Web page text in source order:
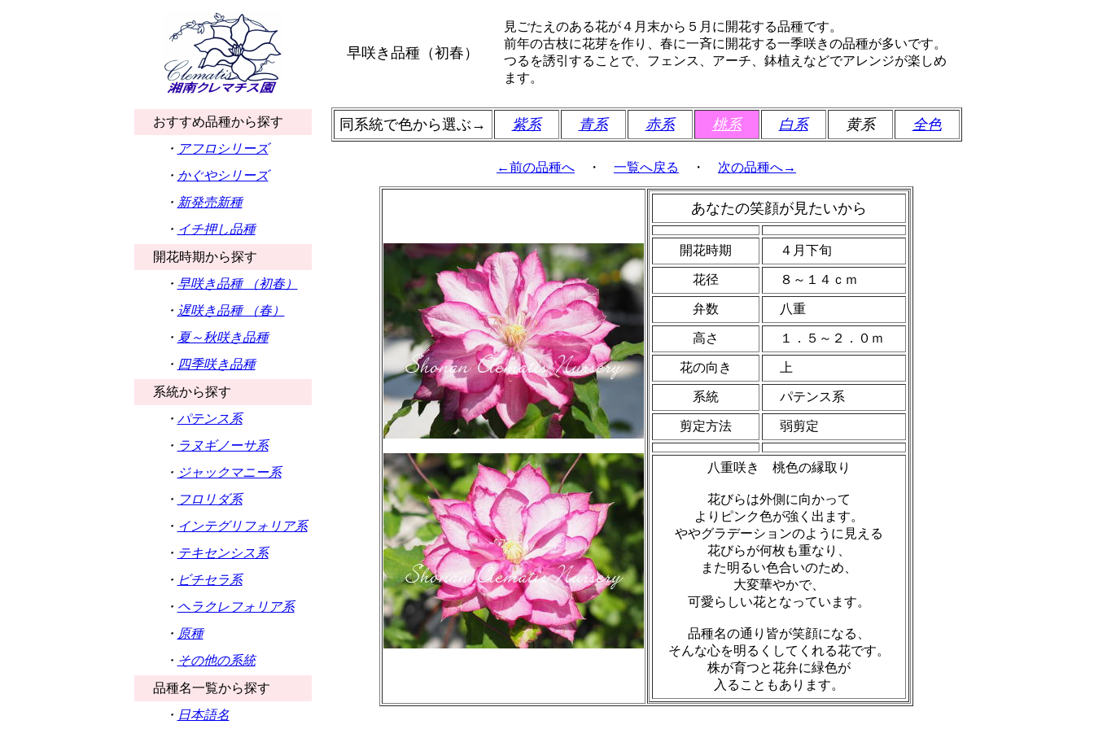
早咲き品種（初春）
見ごたえのある花が４月末から５月に開花する品種です。
前年の古枝に花芽を作り、春に一斉に開花する一季咲きの品種が多いです。
つるを誘引することで、フェンス、アーチ、鉢植えなどでアレンジが楽しめ
ます。
おすすめ品種から探す
・ アフロシリーズ
・ かぐやシリーズ
・ 新発売新種
・ イチ押し品種
開花時期から探す
・ 早咲き品種 （初春）
・ 遅咲き品種 （春）
・ 夏～秋咲き品種
・ 四季咲き品種
系統から探す
・ パテンス系
・ ラヌギノーサ系
・ ジャックマニー系
・ フロリダ系
・ インテグリフォリア系
・ テキセンシス系
・ ビチセラ系
・ ヘラクレフォリア系
・ 原種
・ その他の系統
品種名一覧から探す
・ 日本語名
同系統で色から選ぶ→ 紫系 青系 赤系 桃系 白系 黄系 全色
←前の品種へ ・ 一覧へ戻る ・ 次の品種へ→
あなたの笑顔が見たいから
開花時期 ４月下旬
花径 ８～１４ｃｍ
弁数 八重
高さ １．５～２．０ｍ
花の向き 上
系統 パテンス系
剪定方法 弱剪定
八重咲き 桃色の縁取り
花びらは外側に向かって
よりピンク色が強く出ます。
ややグラデーションのように見える
花びらが何枚も重なり、
また明るい色合いのため、
大変華やかで、
可愛らしい花となっています。
品種名の通り皆が笑顔になる、
そんな心を明るくしてくれる花です。
株が育つと花弁に緑色が
入ることもあります。